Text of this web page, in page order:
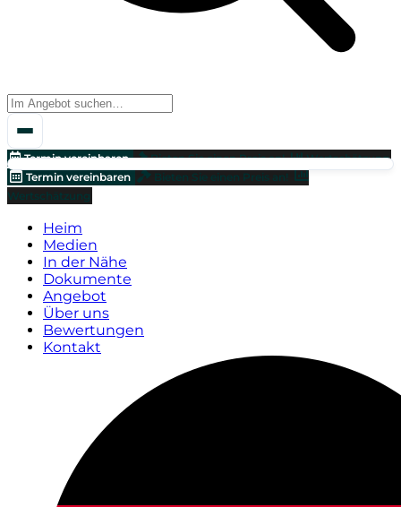
Termin vereinbaren Bieten Sie einen Preis an!
Wertschätzung
Termin vereinbaren
Bieten Sie einen Preis an!
Wertschätzung
Heim
Medien
In der Nähe
Dokumente
Angebot
Über uns
Bewertungen
Kontakt